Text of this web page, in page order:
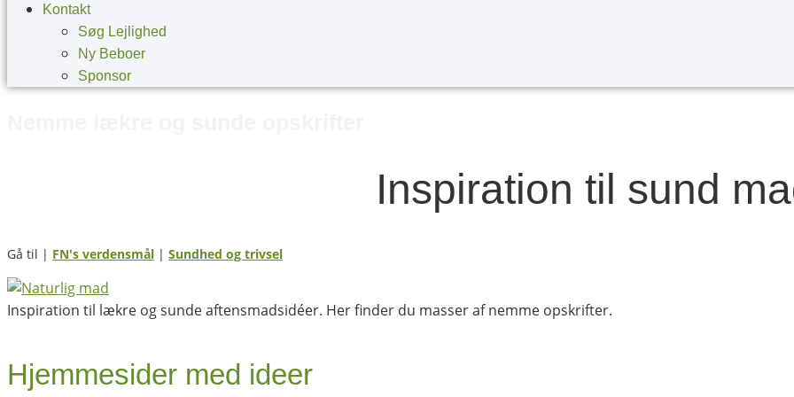
Kontakt
Søg Lejlighed
Ny Beboer
Sponsor
Inspiration til sund
Gå til | FN's verdensmål | Sundhed og trivsel
Inspiration til lækre og sunde aftensmadsidéer. Her finder du masser af nemme opskrifter.
Hjemmesider med ideer